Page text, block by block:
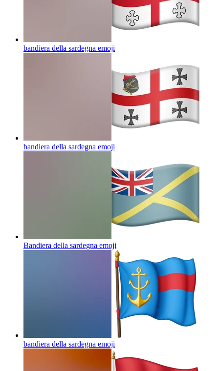
bandiera della sardegna emoji
bandiera della sardegna emoji
Bandiera della sardegna emoji
bandiera della sardegna emoji